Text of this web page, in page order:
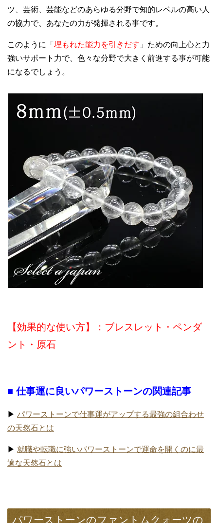
ツ、芸術、芸能などのあらゆる分野で知的レベルの高い人
の協力で、あなたの力が発揮される事です。
このように「 埋もれた能力を引きだす 」ための向上心と力
強いサポート力で、色々な分野で大きく前進する事が可能
になるでしょう。
【効果的な使い方】：ブレスレット・ペンダ
ント・原石
■ 仕事運に良いパワーストーンの関連記事
▶ パワーストーンで仕事運がアップする最強の組合わせ
の天然石とは
▶ 就職や転職に強いパワーストーンで運命を開くのに最
適な天然石とは
パワーストーンのファントムクォーツの